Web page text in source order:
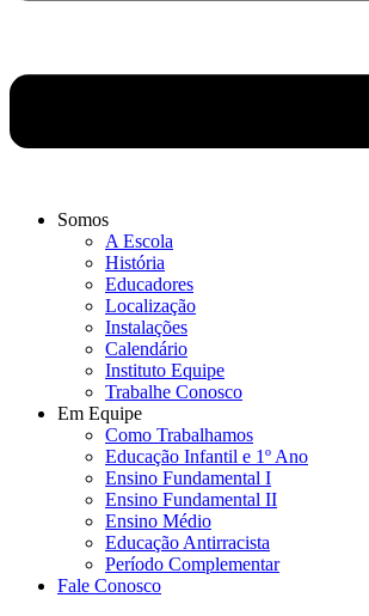
Somos
A Escola
História
Educadores
Localização
Instalações
Calendário
Instituto Equipe
Trabalhe Conosco
Em Equipe
Como Trabalhamos
Educação Infantil e 1º Ano
Ensino Fundamental I
Ensino Fundamental II
Ensino Médio
Educação Antirracista
Período Complementar
Fale Conosco